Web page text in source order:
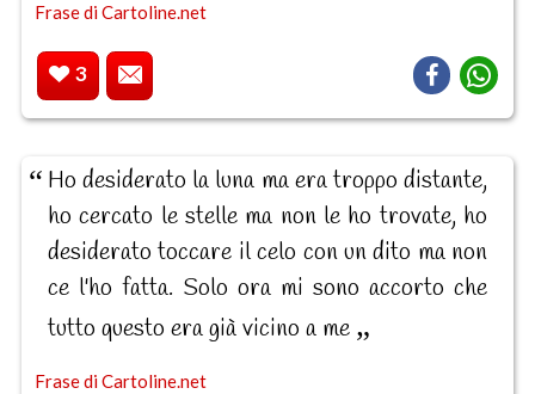
Frase di Cartoline.net
3
Ho desiderato la luna ma era troppo distante,
ho cercato le stelle ma non le ho trovate, ho
desiderato toccare il celo con un dito ma non
ce l'ho fatta. Solo ora mi sono accorto che
tutto questo era già vicino a me
Frase di Cartoline.net